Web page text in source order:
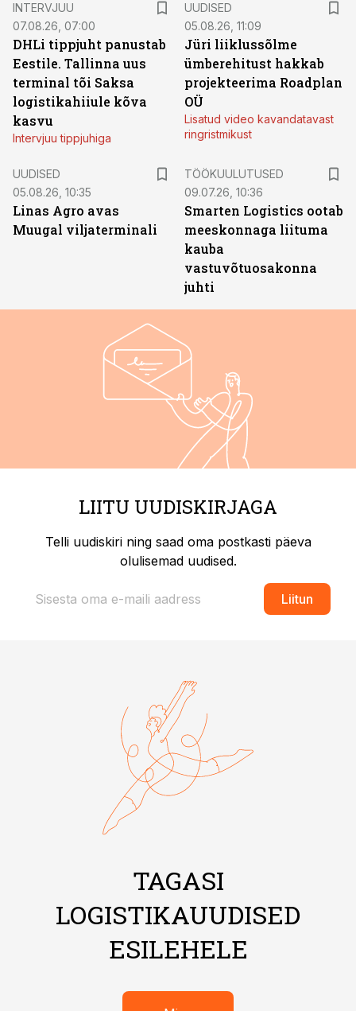
INTERVJUU
07.08.26, 07:00
DHLi tippjuht panustab
Eestile. Tallinna uus
terminal tõi Saksa
logistikahiiule kõva
kasvu
Intervjuu tippjuhiga
UUDISED
05.08.26, 11:09
Jüri liiklussõlme
ümberehitust hakkab
projekteerima Roadplan
OÜ
Lisatud video kavandatavast
ringristmikust
UUDISED
05.08.26, 10:35
Linas Agro avas
Muugal viljaterminali
TÖÖKUULUTUSED
09.07.26, 10:36
Smarten Logistics ootab
meeskonnaga liituma
kauba
vastuvõtuosakonna
juhti
LIITU UUDISKIRJAGA
Telli uudiskiri ning saad oma postkasti päeva
olulisemad uudised.
Liitun
TAGASI
LOGISTIKAUUDISED
ESILEHELE